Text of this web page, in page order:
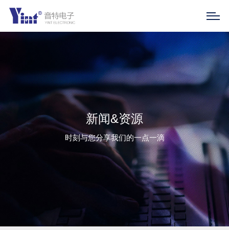
新闻&资源
时刻与您分享我们的一点一滴